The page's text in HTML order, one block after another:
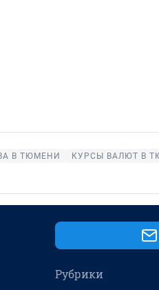
В ТЮМЕНИ КУРСЫ ВАЛЮТ В
Рубрики